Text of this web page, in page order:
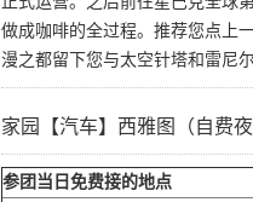
做成咖啡的全过程。推荐您点上
漫之都留下您与太空针塔和雷尼
家园【汽车】西雅图（自费
参团当日免费接的地点